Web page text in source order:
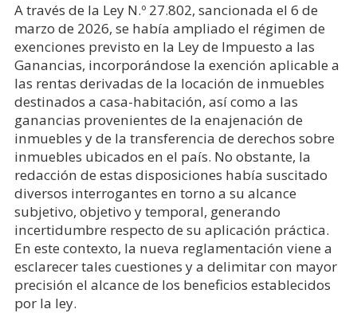
A través de la Ley N.º 27.802, sancionada el 6 de
marzo de 2026, se había ampliado el régimen de
exenciones previsto en la Ley de Impuesto a las
Ganancias, incorporándose la exención aplicable a
las rentas derivadas de la locación de inmuebles
destinados a casa-habitación, así como a las
ganancias provenientes de la enajenación de
inmuebles y de la transferencia de derechos sobre
inmuebles ubicados en el país. No obstante, la
redacción de estas disposiciones había suscitado
diversos interrogantes en torno a su alcance
subjetivo, objetivo y temporal, generando
incertidumbre respecto de su aplicación práctica.
En este contexto, la nueva reglamentación viene a
esclarecer tales cuestiones y a delimitar con mayor
precisión el alcance de los beneficios establecidos
por la ley.